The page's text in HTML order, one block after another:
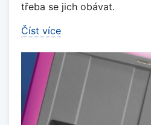
třeba se jich obávat.
Číst více